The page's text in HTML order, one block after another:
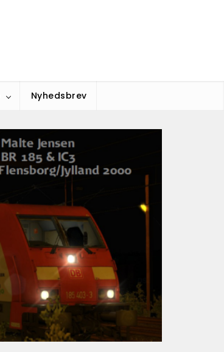
Nyhedsbrev